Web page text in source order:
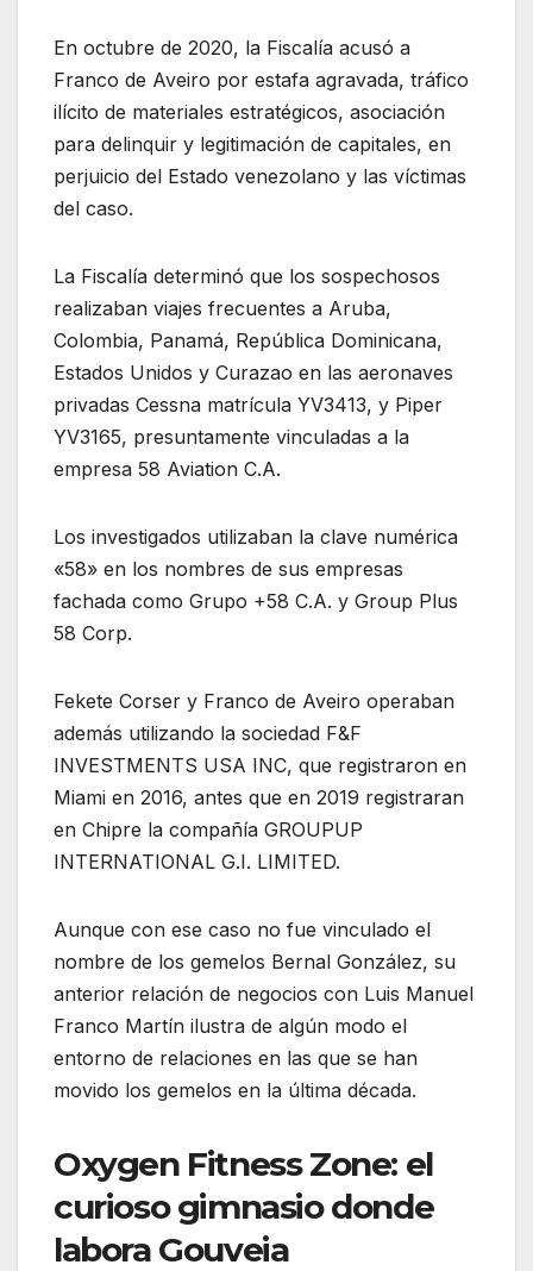
En octubre de 2020, la Fiscalía acusó a
Franco de Aveiro por estafa agravada, tráfico
ilícito de materiales estratégicos, asociación
para delinquir y legitimación de capitales, en
perjuicio del Estado venezolano y las víctimas
del caso.
La Fiscalía determinó que los sospechosos
realizaban viajes frecuentes a Aruba,
Colombia, Panamá, República Dominicana,
Estados Unidos y Curazao en las aeronaves
privadas Cessna matrícula YV3413, y Piper
YV3165, presuntamente vinculadas a la
empresa 58 Aviation C.A.
Los investigados utilizaban la clave numérica
«58» en los nombres de sus empresas
fachada como Grupo +58 C.A. y Group Plus
58 Corp.
Fekete Corser y Franco de Aveiro operaban
además utilizando la sociedad F&F
INVESTMENTS USA INC, que registraron en
Miami en 2016, antes que en 2019 registraran
en Chipre la compañía GROUPUP
INTERNATIONAL G.I. LIMITED.
Aunque con ese caso no fue vinculado el
nombre de los gemelos Bernal González, su
anterior relación de negocios con Luis Manuel
Franco Martín ilustra de algún modo el
entorno de relaciones en las que se han
movido los gemelos en la última década.
Oxygen Fitness Zone: el
curioso gimnasio donde
labora Gouveia